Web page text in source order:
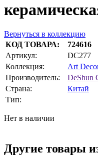
Вернуться в коллекцию
КОД ТОВАРА:
724616
Артикул:
DC277
Коллекция:
Art
Производитель:
DeShun
Страна:
Китай
Тип:
Нет в наличии
Другие товары